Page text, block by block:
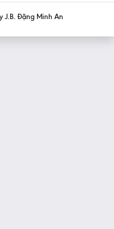
J.B. Đặng Minh An